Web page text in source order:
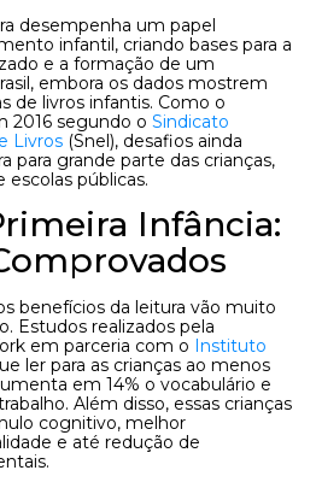
desempenha um papel
infantil, criando bases para a
e a formação de um
embora os dados mostrem
de livros infantis. Como o
2016 segundo o Sindicato
Livros (Snel), desafios ainda
para grande parte das crianças,
públicas.
Infância:
benefícios da leitura vão muito
Estudos realizados pela
em parceria com o Instituto
ler para as crianças ao menos
em 14% o vocabulário e
Além disso, essas crianças
cognitivo, melhor
e até redução de